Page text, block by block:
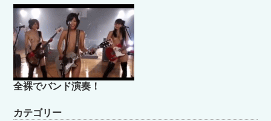
全裸でバンド演奏！
カテゴリー